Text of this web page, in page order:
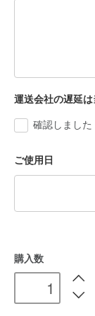
運送会社の遅延は
確認しました
ご使用日
購入数